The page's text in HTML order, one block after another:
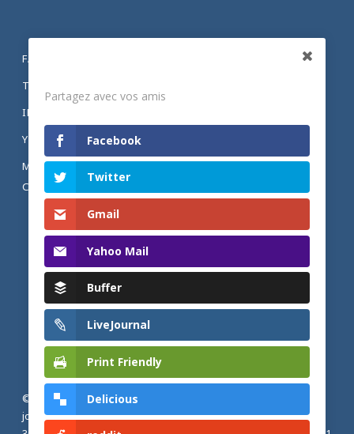
FACEBOOK
TWITTER
INSTAGRAM
YOUTUBE
MENTIONS LÉGALES ET POLITIQUE DE
CONFIDENTIALITÉ
© 2026 Actualités adventistes. Église adventiste du septième
jour de France métropolitaine, de Belgique et du Luxembourg.
Partagez avec vos amis
Facebook
Twitter
Gmail
Yahoo Mail
Buffer
LiveJournal
Print Friendly
Delicious